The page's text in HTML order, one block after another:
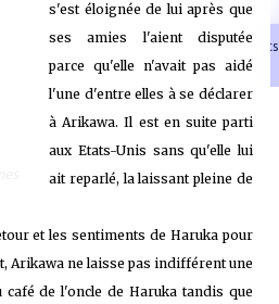
Amazon, je réalise un bénéfice sur les achats
quand vous achetez sur Amazon.fr
s'est éloignée de lui après que
ses amies l'aient disputée
parce qu'elle n'avait pas aidé
l'une d'entre elles à se déclarer
à Arikawa. Il est en suite parti
aux Etats-Unis sans qu'elle lui
ait reparlé, la laissant pleine de
et les sentiments de Haruka pour
Arikawa ne laisse pas indifférent une
de l'oncle de Haruka tandis que